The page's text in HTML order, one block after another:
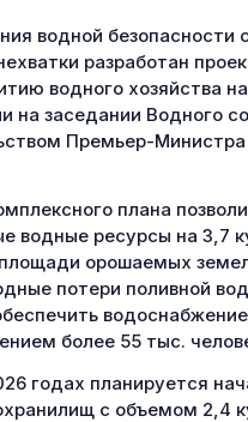
водной безопасности
разработан
водного хозяйства
на заседании Водного
Премьер-Министра
плана
водные ресурсы на 3,7
орошаемых
потери поливной
более 55 тыс.
годах планируется
с объемом 2,4